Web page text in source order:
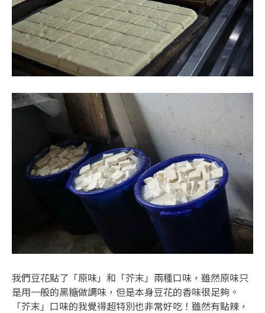
我們豆花點了「原味」和「芥末」兩種口味，雖然原味只
是用一般的黑糖做調味，但是本身豆花的香味很足夠。
「芥末」口味的我覺得超特別也非常好吃！雖然有點辣，